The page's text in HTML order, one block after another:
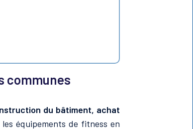
communes
du bâtiment, achat
les équipements de fitness en